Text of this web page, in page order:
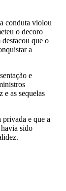
conduta violou
o decoro
que o
a
e
e as sequelas
privada e que a
sido